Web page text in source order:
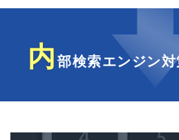
内 部検索エンジン対